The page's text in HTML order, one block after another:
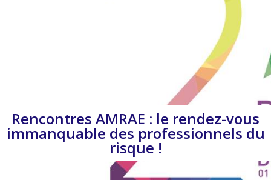
Rencontres AMRAE : le rendez-vous
immanquable des professionnels du
risque !